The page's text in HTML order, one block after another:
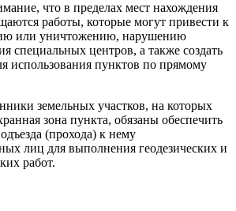
что в пределах мест нахождения
работы, которые могут привести к
или уничтожению, нарушению
специальных центров, а также создать
использования пунктов по прямому
земельных участков, на которых
зона пункта, обязаны обеспечить
(прохода) к нему
лиц для выполнения геодезических и
работ.